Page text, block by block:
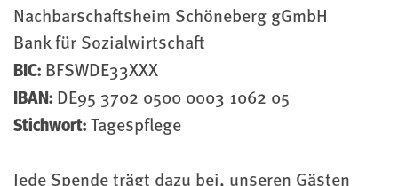
Nachbarschaftsheim Schöneberg gGmbH
Bank für Sozialwirtschaft
BIC: BFSWDE33XXX
IBAN: DE95 3702 0500 0003 1062 05
Stichwort: Tagespflege
Jede Spende trägt dazu bei, unseren Gästen